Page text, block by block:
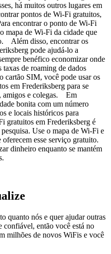
há muitos outros lugares em
pontos de Wi-Fi gratuitos,
encontrar o ponto de Wi-Fi
mapa de Wi-Fi da cidade que
Além disso, encontrar os
pode ajudá-lo a
benéfico economizar onde
de roaming de dados
cartão SIM, você pode usar os
em Frederiksberg para se
amigos e colegas. Em
bonita com um número
e locais históricos para
gratuitos em Frederiksberg é
Use o mapa de Wi-Fi e
esse serviço gratuito.
dinheiro enquanto se mantém
quanto nós e quer ajudar outras
confiável, então você está no
milhões de novos WiFis e você